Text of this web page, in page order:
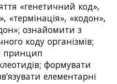
«генетичний код»,
«термінація», «кодон»,
ознайомити з
коду організмів;
принцип
формувати
елементарні